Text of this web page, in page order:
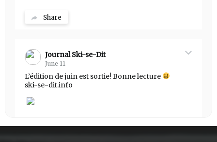
Share
Journal Ski-se-Dit
June 11
L’édition de juin est sortie! Bonne lecture
ski-se-dit.info